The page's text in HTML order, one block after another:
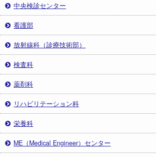
中央検診センター
看護部
放射線科（診療技術部）
検査科
薬剤科
リハビリテーション科
栄養科
ME（Medical Engineer）センター